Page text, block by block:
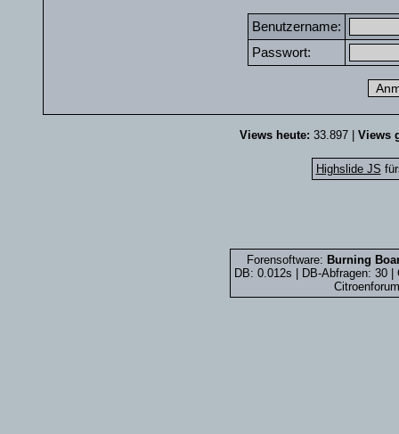
Benutzername:
Passwort:
Views heute: 33.897 | Views
Highslide JS
Forensoftware: Burning
DB: 0.012s | DB-Abfragen: 30